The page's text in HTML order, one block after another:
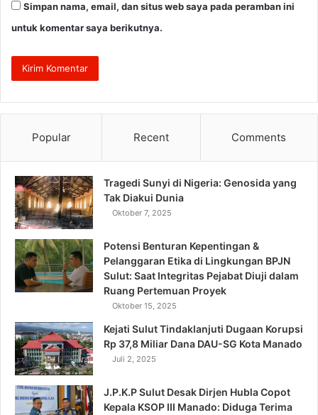
Simpan nama, email, dan situs web saya pada peramban ini
untuk komentar saya berikutnya.
Popular Recent Comments
Tragedi Sunyi di Nigeria: Genosida yang
Tak Diakui Dunia
Oktober 7, 2025
Potensi Benturan Kepentingan &
Pelanggaran Etika di Lingkungan BPJN
Sulut: Saat Integritas Pejabat Diuji dalam
Ruang Pertemuan Proyek
Oktober 15, 2025
Kejati Sulut Tindaklanjuti Dugaan Korupsi
Rp 37,8 Miliar Dana DAU-SG Kota Manado
Juli 2, 2025
J.P.K.P Sulut Desak Dirjen Hubla Copot
Kepala KSOP III Manado: Diduga Terima